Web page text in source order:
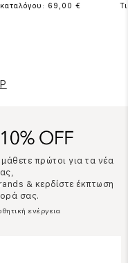
69,00 €
πρώτοι για τα νέα
& κερδίστε έκπτωση
σας.
ενέργεια